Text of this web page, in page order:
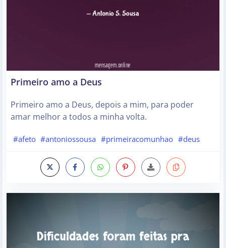
Primeiro amo a Deus
Primeiro amo a Deus, depois a mim, para poder
amar melhor a todos a minha volta.
#afeto #antoniossousa #primeiracomunhao #deus